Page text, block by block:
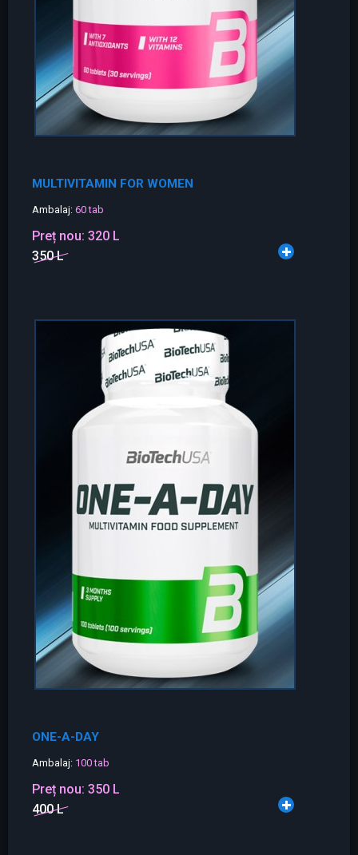
MULTIVITAMIN FOR WOMEN
Ambalaj: 60 tab
Preț nou: 320 L
350 L
ONE-A-DAY
Ambalaj: 100 tab
Preț nou: 350 L
400 L